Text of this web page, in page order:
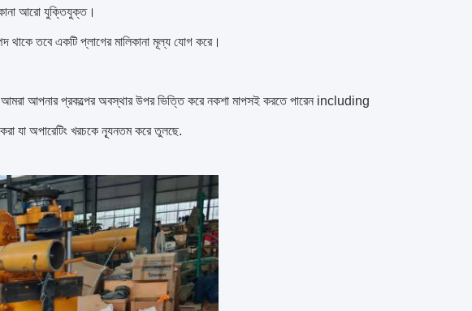
আরো যুক্তিযুক্ত।
থাকে তবে একটি প্লাগের মালিকানা মূল্য যোগ করে।
আমরা আপনার প্রকল্পের অবস্থার উপর ভিত্তি করে নকশা মাপসই করতে পারেন including
অপারেটিং খরচকে ন্যূনতম করে তুলছে.